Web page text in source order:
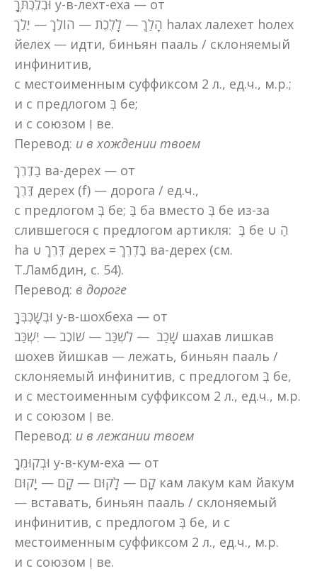
וּבְלֶכְתְּךָ у-в-лехт-еха — от
הָלַךְ — לָלֶכֶת — הוֹלֵךְ — יֵלֵךְ hалах лалехет hолех
йелех — идти, биньян пааль / склоняемый
инфинитив,
с местоименным суффиксом 2 л., ед.ч., м.р.;
и с предлогом בְּ бе;
и с союзом וְ ве.
Перевод: и в хождении твоем
בַדֶרֶךְ ва-дерех — от
דֶּרֶךְ дерех (f) — дорога / ед.ч.,
с предлогом בְּ бе; בַּ ба вместо בְּ бе из-за
слившегося с предлогом артикля: בְּ бе ∪ הַ
hа ∪ דֶּרֶךְ дерех = בַדֶרֶךְ ва-дерех (см.
Т.Ламбдин, с. 54).
Перевод: в дороге
וּבְשָׁכְבְּךָ у-в-шохбеха — от
שָׁכַב — לִשְׁכַּב — שׁוֹכֵב — יִשְׁכַּב шахав лишкав
шохев йишкав — лежать, биньян пааль /
склоняемый инфинитив, с предлогом בְּ бе,
и с местоименным суффиксом 2 л., ед.ч., м.р.
и с союзом וְ ве.
Перевод: и в лежании твоем
וּבְקוּמֶךָ у-в-кум-еха — от
קָם — לָקוּם — קָם — יָקוּם кам лакум кам йакум
— вставать, биньян пааль / склоняемый
инфинитив, с предлогом בְּ бе, и с
местоименным суффиксом 2 л., ед.ч., м.р.
и с союзом וְ ве.